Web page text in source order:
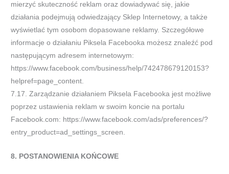
mierzyć skuteczność reklam oraz dowiadywać się, jakie
działania podejmują odwiedzający Sklep Internetowy, a także
wyświetlać tym osobom dopasowane reklamy. Szczegółowe
informacje o działaniu Piksela Facebooka możesz znaleźć pod
następującym adresem internetowym:
https://www.facebook.com/business/help/742478679120153?
helpref=page_content.
7.17. Zarządzanie działaniem Piksela Facebooka jest możliwe
poprzez ustawienia reklam w swoim koncie na portalu
Facebook.com: https://www.facebook.com/ads/preferences/?
entry_product=ad_settings_screen.
8. POSTANOWIENIA KOŃCOWE